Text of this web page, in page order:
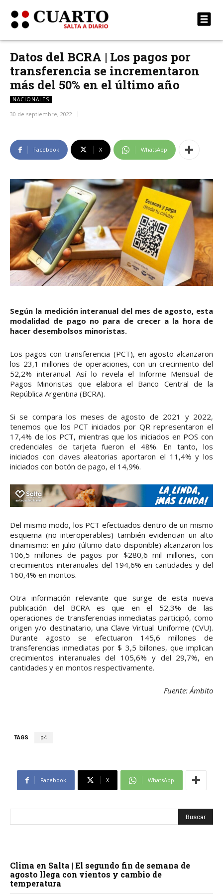
Datos del BCRA | Los pagos por
transferencia se incrementaron
más del 50% en el último año
NACIONALES
30 de septiembre, 2022
Facebook X WhatsApp
Según la medición interanual del mes de agosto, esta
modalidad de pago no para de crecer a la hora de
hacer desembolsos minoristas.
Los pagos con transferencia (PCT), en agosto alcanzaron
los 23,1 millones de operaciones, con un crecimiento del
52,2% interanual. Así lo revela el Informe Mensual de
Pagos Minoristas que elabora el Banco Central de la
República Argentina (BCRA).
Si se compara los meses de agosto de 2021 y 2022,
tenemos que los PCT iniciados por QR representaron el
17,4% de los PCT, mientras que los iniciados en POS con
credenciales de tarjeta fueron el 48%. En tanto, los
iniciados con claves aleatorias aportaron el 11,4% y los
iniciados con botón de pago, el 14,9%.
Del mismo modo, los PCT efectuados dentro de un mismo
esquema (no interoperables) también evidencian un alto
dinamismo: en julio (último dato disponible) alcanzaron los
106,5 millones de pagos por $280,6 mil millones, con
crecimientos interanuales del 194,6% en cantidades y del
160,4% en montos.
Otra información relevante que surge de esta nueva
publicación del BCRA es que en el 52,3% de las
operaciones de transferencias inmediatas participó, como
origen y/o destinatario, una Clave Virtual Uniforme (CVU).
Durante agosto se efectuaron 145,6 millones de
transferencias inmediatas por $ 3,5 billones, que implican
crecimientos interanuales del 105,6% y del 29,7%, en
cantidades y en montos respectivamente.
Fuente: Ámbito
TAGS p4
Facebook X WhatsApp
Clima en Salta | El segundo fin de semana de
agosto llega con vientos y cambio de
temperatura